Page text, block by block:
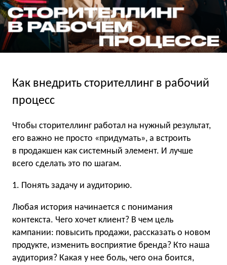
Как внедрить сторителлинг в рабочий
процесс
Чтобы сторителлинг работал на нужный результат,
его важно не просто «придумать», а встроить
в продакшен как системный элемент. И лучше
всего сделать это по шагам.
1. Понять задачу и аудиторию.
Любая история начинается с понимания
контекста. Чего хочет клиент? В чем цель
кампании: повысить продажи, рассказать о новом
продукте, изменить восприятие бренда? Кто наша
аудитория? Какая у нее боль, чего она боится,